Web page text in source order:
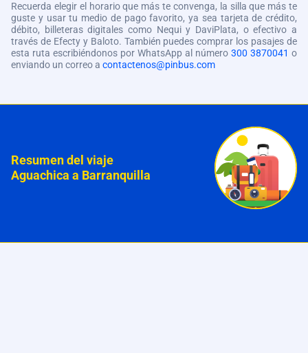
Recuerda elegir el horario que más te convenga, la silla que más te
guste y usar tu medio de pago favorito, ya sea tarjeta de crédito,
débito, billeteras digitales como Nequi y DaviPlata, o efectivo a
través de Efecty y Baloto. También puedes comprar los pasajes de
esta ruta escribiéndonos por WhatsApp al número 300 3870041 o
enviando un correo a contactenos@pinbus.com
Resumen del viaje
Aguachica a Barranquilla